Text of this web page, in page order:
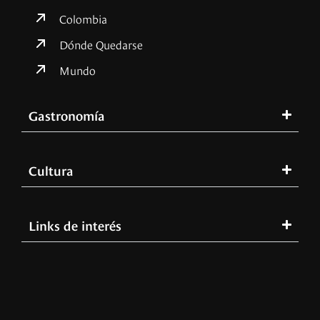
Colombia
Dónde Quedarse
Mundo
Gastronomía
Cultura
Links de interés